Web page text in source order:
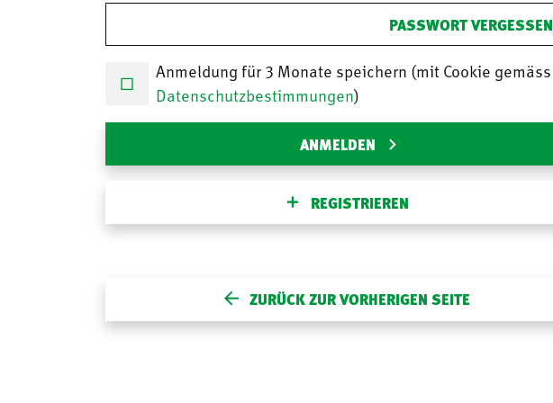
PASSWORT VERGESSEN
Anmeldung für 3 Monate speichern (mit Cookie gemäss
Datenschutzbestimmungen)
ANMELDEN
REGISTRIEREN
ZURÜCK ZUR VORHERIGEN SEITE